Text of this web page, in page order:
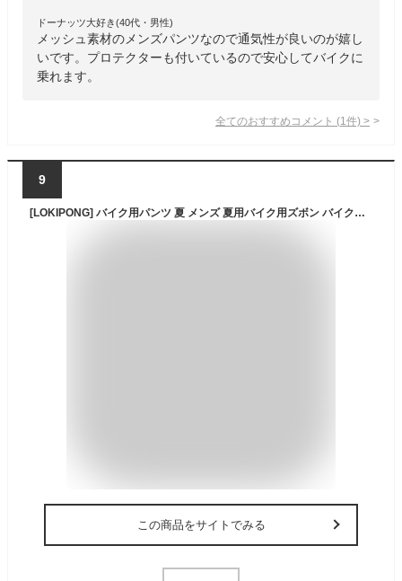
ドーナッツ大好き(40代・男性)
メッシュ素材のメンズパンツなので通気性が良いのが嬉し
いです。プロテクターも付いているので安心してバイクに
乗れます。
全てのおすすめコメント (1 件) >
9
[LOKIPONG] バイク用パンツ 夏 メンズ 夏用バイク用ズボン バイク用メッシュパンツ ライダースパンツ プロテクター ライディングパンツ 通気 耐磨耗 軽量 春夏秋 グレー L
この商品をサイトでみる